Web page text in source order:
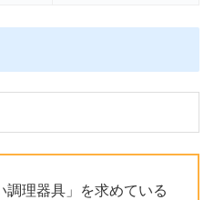
調理器具」を求めている